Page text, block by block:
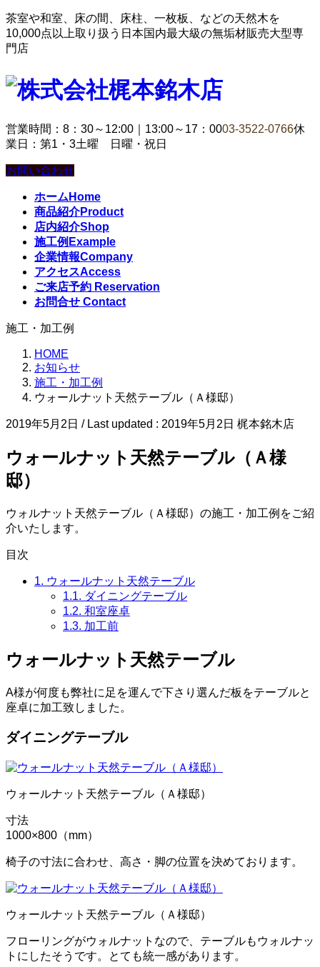
茶室や和室、床の間、床柱、一枚板、などの天然木を
10,000点以上取り扱う日本国内最大級の無垢材販売大型専
門店
営業時間：8：30～12:00｜13:00～17：0003-3522-0766休
業日：第1・3土曜 日曜・祝日
お問い合わせ
ホーム Home
商品紹介Product
店内紹介Shop
施工例 Example
企業情報Company
アクセスAccess
ご来店予約 Reservation
お問合せ Contact
施工・加工例
HOME
お知らせ
施工・加工例
ウォールナット天然テーブル（Ａ様邸）
2019年5月2日 / Last updated : 2019年5月2日 梶本銘木店
ウォールナット天然テーブル（Ａ様
邸）
ウォルナット天然テーブル（Ａ様邸）の施工・加工例をご紹
介いたします。
目次
1. ウォールナット天然テーブル
1.1. ダイニングテーブル
1.2. 和室座卓
1.3. 加工前
ウォールナット天然テーブル
A様が何度も弊社に足を運んで下さり選んだ板をテーブルと
座卓に加工致しました。
ダイニングテーブル
ウォールナット天然テーブル（Ａ様邸）
寸法
1000×800（mm）
椅子の寸法に合わせ、高さ・脚の位置を決めております。
ウォールナット天然テーブル（Ａ様邸）
フローリングがウォルナットなので、テーブルもウォルナッ
トにしたそうです。とても統一感があります。